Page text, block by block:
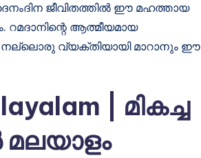
ജീവിതത്തിൽ ഈ മഹത്തായ
ആത്മീയമായ
നല്ലൊരു വ്യക്തിയായി മാറാനും ഈ
| മികച്ച